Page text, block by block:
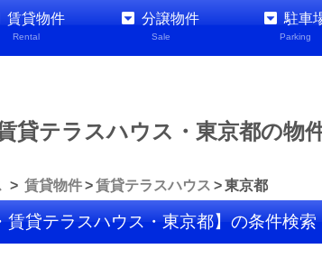
賃貸物件
Rental
分譲物件
Sale
駐車
Parking
貸テラスハウス・東京都の物
賃貸物件 賃貸テラスハウス 東京都
賃貸テラスハウス・東京都】の条件検索